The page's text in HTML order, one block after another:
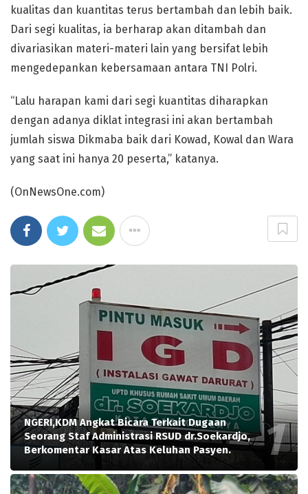
kualitas dan kuantitas terus bertambah dan lebih baik.
Dari segi kualitas, ia berharap akan ditambah dan
divariasikan materi-materi lain yang bersifat lebih
mengedepankan kebersamaan antara TNI Polri.
“Lalu harapan kami dari segi kuantitas diharapkan
dengan adanya diklat integrasi ini akan bertambah
jumlah siswa Dikmaba baik dari Kowad, Kowal dan Wara
yang saat ini hanya 20 peserta,” katanya.
(OnNewsOne.com)
NGERI,KDM Angkat Bicara Terkait Dugaan
Seorang Staf Administrasi RSUD dr.Soekardjo,
Berkomentar Kasar Atas Keluhan Pasyen.